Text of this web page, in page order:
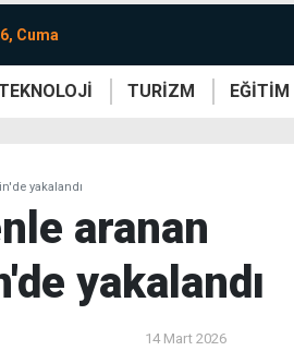
Cuma
TURİZM EĞİTİM
yakalandı
aranan
yakalandı
14 Mart 2026